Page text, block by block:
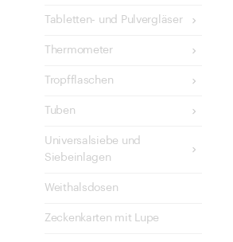
Tabletten- und Pulvergläser
Thermometer
Tropfflaschen
Tuben
Universalsiebe und
Siebeinlagen
Weithalsdosen
Zeckenkarten mit Lupe